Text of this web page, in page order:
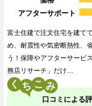
アフターサポート
富士住建で注文住宅を建て
め、耐震性や気密断熱性、
う！保障やアフターサービ
務店リサーチ」だけ…
く こ
口コミによる